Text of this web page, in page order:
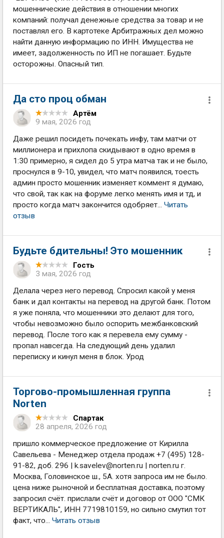
мошеннические действия в отношении многих
компаний: получал денежные средства за товар и не
поставлял его. В картотеке Арбитражных дел можно
найти данную информацию по ИНН. Имущества не
имеет, задолженность по ИП не погашает. Будьте
осторожны. Опасный тип.
Да сто проц обман
Артём
9 мая, 2026 год
Даже решил посидеть почекать инфу, там матчи от
миллионера и прихлопа скидывают в одно время в
1:30 примерно, я сидел до 5 утра матча так и не было,
проснулся в 9-10, увидел, что матч появился, тоесть
админ просто мошенник изменяет коммент я думаю,
что свой, так как на форуме легко менять имя и тд, и
просто когда матч закончится одобряет... Читать
отзыв
Будьте бдительны! Это мошенник
Гость
3 мая, 2026 год
Делала через него перевод. Спросил какой у меня
банк и дал контакты на перевод на другой банк. Потом
я уже поняла, что мошенники это делают для того,
чтобы невозможно было оспорить межбанковский
перевод. После того как я перевела ему сумму -
пропал навсегда. На следующий день удалил
переписку и кинул меня в блок. Урод
Торгово-промышленная группа
Norten
Спартак
28 апреля, 2026 год
пришло коммерческое предложение от Кирилла
Савельева - Менеджер отдела продаж +7 (495) 128-
91-82, доб. 296 | k.savelev@norten.ru | norten.ru г.
Москва, Головинское ш., 5А. хотя запроса им не было.
цена ниже рыночной и бесплатная доставка, поэтому
запросил счёт. прислали счёт и договор от ООО "СМК
ВЕРТИКАЛЬ", ИНН 7719810159, но сильно смутил тот
факт, что... Читать отзыв